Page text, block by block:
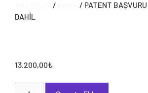
/
/ PATENT
DAHİL
13.200,00₺